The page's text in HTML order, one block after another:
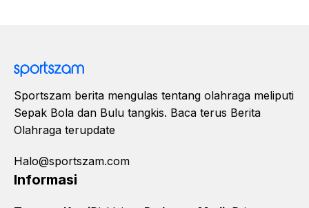
Sportszam berita mengulas tentang olahraga meliputi
Sepak Bola dan Bulu tangkis. Baca terus Berita
Olahraga terupdate
Halo@sportszam.com
Informasi